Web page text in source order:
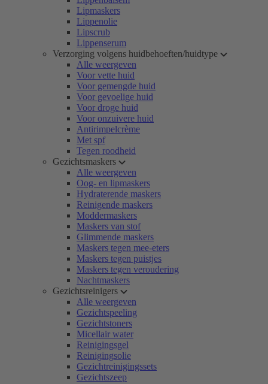
Lipmaskers
Lippenolie
Lipscrub
Lippenserum
Verzorging volgens huidbehoeften/huidtype
Alle weergeven
Voor vette huid
Voor gemengde huid
Voor gevoelige huid
Voor droge huid
Voor onzuivere huid
Antirimpelcrème
Met spf
Tegen roodheid
Gezichtsmaskers
Alle weergeven
Oog- en lipmaskers
Hydraterende maskers
Reinigende maskers
Moddermaskers
Maskers van stof
Glimmende maskers
Maskers tegen mee-eters
Maskers tegen puistjes
Maskers tegen veroudering
Nachtmaskers
Gezichtsreinigers
Alle weergeven
Gezichtspeeling
Gezichtstoners
Micellair water
Reinigingsgel
Reinigingsolie
Gezichtreinigingssets
Gezichtszeep